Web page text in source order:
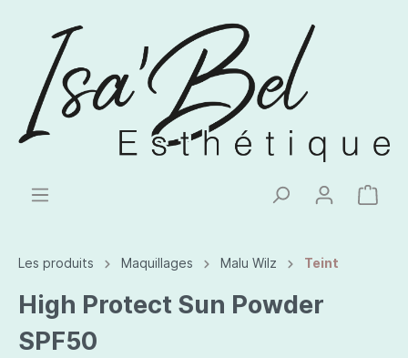
Les produits Maquillages Malu Wilz Teint
High Protect Sun Powder
SPF50